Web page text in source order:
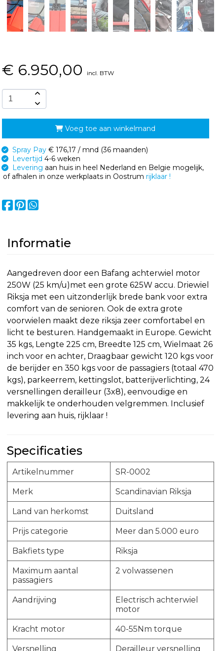
€ 6.950,00 incl. BTW
Voeg toe aan winkelmand
Spray Pay€ 176,17 / mnd (36 maanden)
Levertijd 4-6 weken
Levering aan huis in heel Nederland en Belgie mogelijk,
of afhalen in onze werkplaats in Oostrum rijklaar !
Informatie
Aangedreven door een Bafang achterwiel motor
250W (25 km/u)met een grote 625W accu. Driewiel
Riksja met een uitzonderlijk brede bank voor extra
comfort van de senioren. Ook de extra grote
voorwielen maakt deze riksja zeer comfortabel en
licht te besturen. Handgemaakt in Europe. Gewicht
35 kgs, Lengte 225 cm, Breedte 125 cm, Wielmaat 26
inch voor en achter, Draagbaar gewicht 120 kgs voor
de berijder en 350 kgs voor de passagiers (totaal 470
kgs), parkeerrem, kettingslot, batterijverlichting, 24
versnellingen derailleur (3x8), eenvoudige en
makkelijk te onderhouden velgremmen. Inclusief
levering aan huis, rijklaar !
Specificaties
Artikelnummer SR-0002
Merk Scandinavian Riksja
Land van herkomst Duitsland
Prijs categorie Meer dan 5.000 euro
Bakfiets type Riksja
Maximum aantal
passagiers
2 volwassenen
Aandrijving
Electrisch achterwiel
motor
Kracht motor 40-55Nm torque
Versnelling Derailleur versnelling